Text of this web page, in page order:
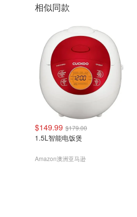
相似同款
$149.99 $179.00
1.5L智能电饭煲
Amazon澳洲亚马逊